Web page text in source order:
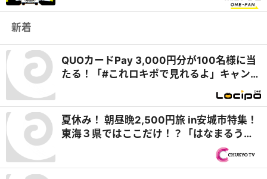
新着
QUOカードPay 3,000円分が100名様に当
たる！「#これロキポで見れるよ」キャンペ
夏休み！ 朝昼晩2,500円旅 in安城市特集！
東海３県ではここだけ！？「はなまるうど
ん×吉野家 安城横山店」牛丼とうどんの最
強コラボで可能性は無限大！＆「福来源」